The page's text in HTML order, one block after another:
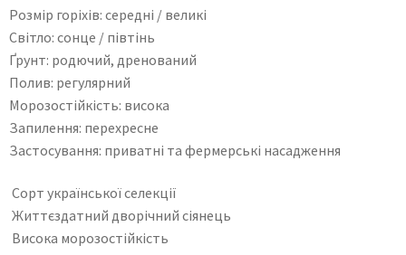
Розмір горіхів: середні / великі
Світло: сонце / півтінь
Ґрунт: родючий, дренований
Полив: регулярний
Морозостійкість: висока
Запилення: перехресне
Застосування: приватні та фермерські насадження
Сорт української селекції
Життєздатний дворічний сіянець
Висока морозостійкість